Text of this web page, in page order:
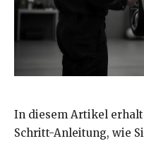
In diesem Artikel
Schritt-Anleitung, wie